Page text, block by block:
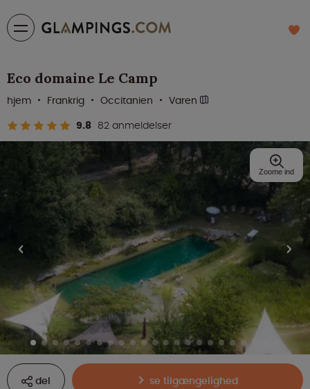
Eco domaine Le Camp
9.8 82 anmeldelser
hjem Frankrig Occitanien Varen
del se tilgængelighed
Zoome ind